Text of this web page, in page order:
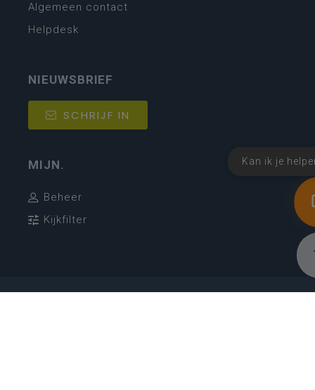
Kan ik je
Algemeen contact
Helpdesk
NIEUWSBRIEF
SCHRIJF IN
MIJN.
Beheer
Kijkfilter